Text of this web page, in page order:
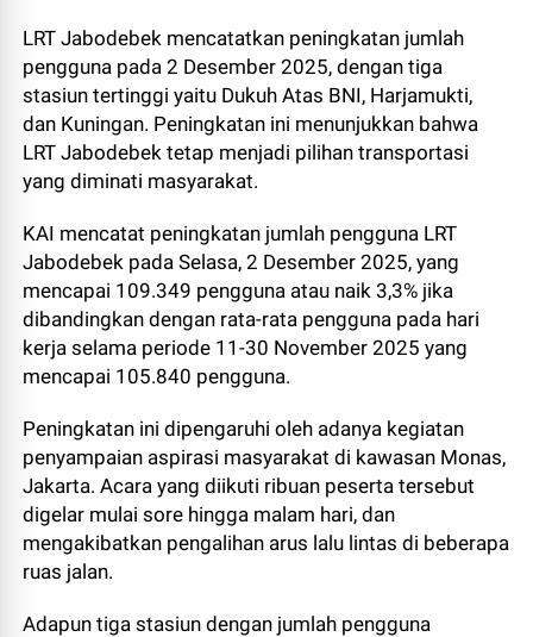
LRT Jabodebek mencatatkan peningkatan jumlah
pengguna pada 2 Desember 2025, dengan tiga
stasiun tertinggi yaitu Dukuh Atas BNI, Harjamukti,
dan Kuningan. Peningkatan ini menunjukkan bahwa
LRT Jabodebek tetap menjadi pilihan transportasi
yang diminati masyarakat.
KAI mencatat peningkatan jumlah pengguna LRT
Jabodebek pada Selasa, 2 Desember 2025, yang
mencapai 109.349 pengguna atau naik 3,3% jika
dibandingkan dengan rata-rata pengguna pada hari
kerja selama periode 11-30 November 2025 yang
mencapai 105.840 pengguna.
Peningkatan ini dipengaruhi oleh adanya kegiatan
penyampaian aspirasi masyarakat di kawasan Monas,
Jakarta. Acara yang diikuti ribuan peserta tersebut
digelar mulai sore hingga malam hari, dan
mengakibatkan pengalihan arus lalu lintas di beberapa
ruas jalan.
Adapun tiga stasiun dengan jumlah pengguna